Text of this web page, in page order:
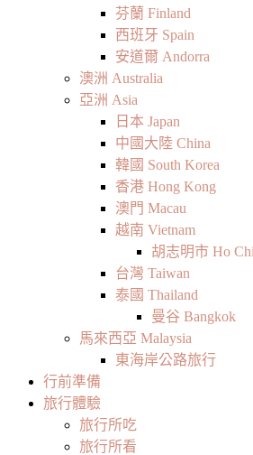
芬蘭 Finland
西班牙 Spain
安道爾 Andorra
澳洲 Australia
亞洲 Asia
日本 Japan
中國大陸 China
韓國 South Korea
香港 Hong Kong
澳門 Macau
越南 Vietnam
胡志明市 Ho
台灣 Taiwan
泰國 Thailand
曼谷 Bangkok
馬來西亞 Malaysia
東海岸公路旅行
行前準備
旅行體驗
旅行所吃
旅行所看